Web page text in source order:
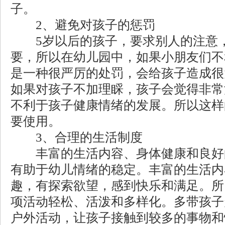
子。
2、避免对孩子的惩罚
5岁以后的孩子，要求别人的注意
要，所以在幼儿园中，如果小朋友们
是一种很严厉的处罚，会给孩子造成
如果对孩子不加理睬，孩子会觉得非
不利于孩子健康情绪的发展。所以这
要使用。
3、合理的生活制度
丰富的生活内容、身体健康和良好
有助于幼儿情绪的稳定。丰富的生活
趣，有探索欲望，感到快乐和满足。
项活动轻松、活泼和多样化。多带孩
户外活动，让孩子接触到较多的事物